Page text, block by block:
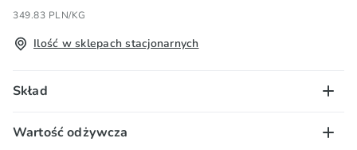
349.83 PLN/KG
Ilość w sklepach stacjonarnych
Skład
Cukier, syrop glukozowy, kwas (E296), woda, kwas
Wartość odżywcza